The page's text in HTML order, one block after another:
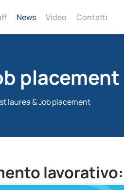
News Video Contatti
placement
laurea & Job placement
lavorativo: